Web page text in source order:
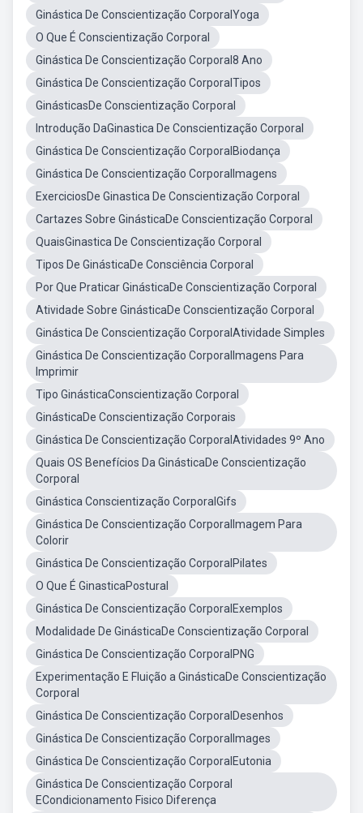
Ginástica De Conscientização CorporalYoga
O Que É Conscientização Corporal
Ginástica De Conscientização Corporal8 Ano
Ginástica De Conscientização CorporalTipos
GinásticasDe Conscientização Corporal
Introdução DaGinastica De Conscientização Corporal
Ginástica De Conscientização CorporalBiodança
Ginástica De Conscientização CorporalImagens
ExerciciosDe Ginastica De Conscientização Corporal
Cartazes Sobre GinásticaDe Conscientização Corporal
QuaisGinastica De Conscientização Corporal
Tipos De GinásticaDe Consciência Corporal
Por Que Praticar GinásticaDe Conscientização Corporal
Atividade Sobre GinásticaDe Conscientização Corporal
Ginástica De Conscientização CorporalAtividade Simples
Ginástica De Conscientização CorporalImagens Para
Imprimir
Tipo GinásticaConscientização Corporal
GinásticaDe Conscientização Corporais
Ginástica De Conscientização CorporalAtividades 9º Ano
Quais OS Benefícios Da GinásticaDe Conscientização
Corporal
Ginástica Conscientização CorporalGifs
Ginástica De Conscientização CorporalImagem Para
Colorir
Ginástica De Conscientização CorporalPilates
O Que É GinasticaPostural
Ginástica De Conscientização CorporalExemplos
Modalidade De GinásticaDe Conscientização Corporal
Ginástica De Conscientização CorporalPNG
Experimentação E Fluição a GinásticaDe Conscientização
Corporal
Ginástica De Conscientização CorporalDesenhos
Ginástica De Conscientização CorporalImages
Ginástica De Conscientização CorporalEutonia
Ginástica De Conscientização Corporal
ECondicionamento Fisico Diferença